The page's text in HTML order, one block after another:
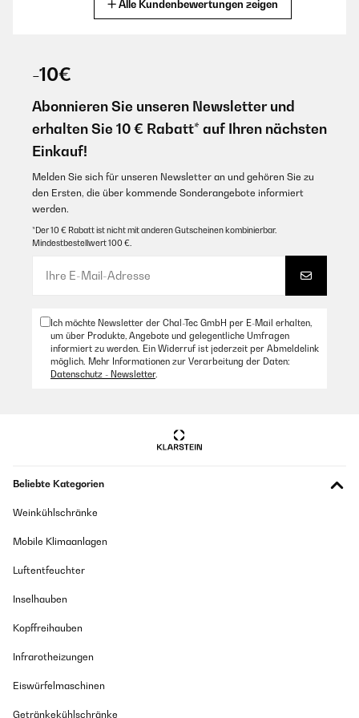
eigenständig überprüft
Installation facile mais avec une autre personne. Très beau,
spécieux. Le seul bémol personnellement, c'est qu'il n'y a pas
canicule
Amazon Benutzer – Bewertung durch Chal-Tec GmbH nicht
eigenständig überprüft
Installation facile mais avec une autre personne. Très beau,
spécieux. Le seul bémol personnellement, c’est qu’il n’y a pas
canicule
Übersetzen
Amazon Benutzer – Bewertung durch Chal-Tec GmbH nicht
It does the job in silence, love it.
Bonjour, Après le renvoi du premier ventilateur Klarstein Santa
Alle Kundenbewertungen zeigen
-10€
Abonnieren Sie unseren Newsletter und
erhalten Sie 10 € Rabatt* auf Ihren nächsten
Einkauf!
Melden Sie sich für unseren Newsletter an und gehören Sie zu
den Ersten, die über kommende Sonderangebote informiert
werden.
*Der 10 € Rabatt ist nicht mit anderen Gutscheinen kombinierbar.
Mindestbestellwert 100 €.
Ich möchte Newsletter der Chal-Tec GmbH per E-Mail erhalten,
um über Produkte, Angebote und gelegentliche Umfragen
informiert zu werden. Ein Widerruf ist jederzeit per Abmeldelink
möglich. Mehr Informationen zur Verarbeitung der Daten:
Datenschutz - Newsletter.
Beliebte Kategorien
Weinkühlschränke
Mobile Klimaanlagen
Luftentfeuchter
Inselhauben
Kopffreihauben
Infrarotheizungen
Eiswürfelmaschinen
Getränkekühlschränke